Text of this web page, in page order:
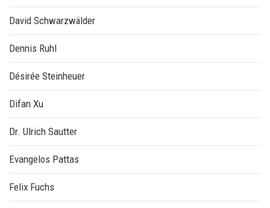
David Schwarzwälder
Dennis Ruhl
Désirée Steinheuer
Difan Xu
Dr. Ulrich Sautter
Evangelos Pattas
Felix Fuchs